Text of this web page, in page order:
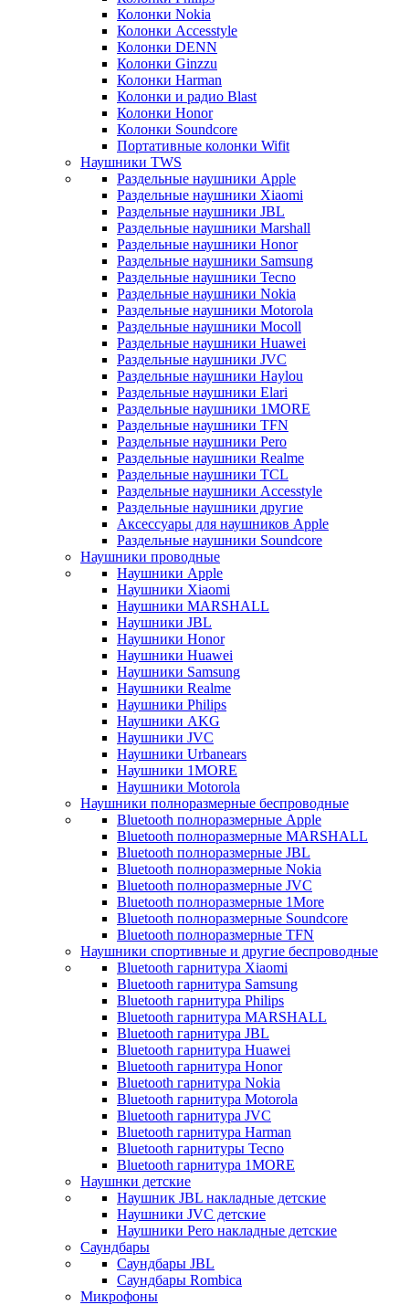
Колонки Nokia
Колонки Accesstyle
Колонки DENN
Колонки Ginzzu
Колонки Harman
Колонки и радио Blast
Колонки Honor
Колонки Soundcore
Портативные колонки Wifit
Наушники TWS
Раздельные наушники Apple
Раздельные наушники Xiaomi
Раздельные наушники JBL
Раздельные наушники Marshall
Раздельные наушники Honor
Раздельные наушники Samsung
Раздельные наушники Tecno
Раздельные наушники Nokia
Раздельные наушники Motorola
Раздельные наушники Mocoll
Раздельные наушники Huawei
Раздельные наушники JVC
Раздельные наушники Haylou
Раздельные наушники Elari
Раздельные наушники 1MORE
Раздельные наушники TFN
Раздельные наушники Pero
Раздельные наушники Realme
Раздельные наушники TCL
Раздельные наушники Accesstyle
Раздельные наушники другие
Аксессуары для наушников Apple
Раздельные наушники Soundcore
Наушники проводные
Наушники Apple
Наушники Xiaomi
Наушники MARSHALL
Наушники JBL
Наушники Honor
Наушники Huawei
Наушники Samsung
Наушники Realme
Наушники Philips
Наушники AKG
Наушники JVC
Наушники Urbanears
Наушники 1MORE
Наушники Motorola
Наушники полноразмерные беспроводные
Bluetooth полноразмерные Apple
Bluetooth полноразмерные MARSHALL
Bluetooth полноразмерные JBL
Bluetooth полноразмерные Nokia
Bluetooth полноразмерные JVC
Bluetooth полноразмерные 1More
Bluetooth полноразмерные Soundcore
Bluetooth полноразмерные TFN
Наушники спортивные и другие беспроводные
Bluetooth гарнитура Xiaomi
Bluetooth гарнитура Samsung
Bluetooth гарнитура Philips
Bluetooth гарнитура MARSHALL
Bluetooth гарнитура JBL
Bluetooth гарнитура Huawei
Bluetooth гарнитура Honor
Bluetooth гарнитура Nokia
Bluetooth гарнитура Motorola
Bluetooth гарнитура JVC
Bluetooth гарнитура Harman
Bluetooth гарнитуры Tecno
Bluetooth гарнитура 1MORE
Наушнки детские
Наушник JBL накладные детские
Наушники JVC детские
Наушники Pero накладные детские
Саундбары
Саундбары JBL
Саундбары Rombica
Микрофоны